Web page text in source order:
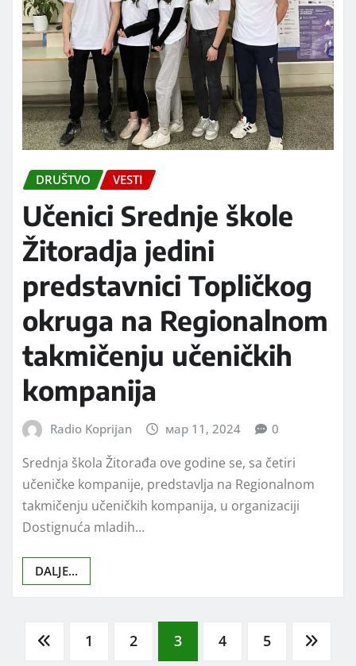
DRUŠTVO VESTI
Učenici Srednje škole
Žitoradja jedini
predstavnici Topličkog
okruga na Regionalnom
takmičenju učeničkih
kompanija
Radio Koprijan мар 11, 2024 0
Srednja škola Žitorađa ove godine se, sa četiri
učeničke kompanije, predstavlja na Regionalnom
takmičenju učeničkih kompanija, u organizaciji
Dostignuća mladih…
DALJE...
Posts
1 2 3 4 5